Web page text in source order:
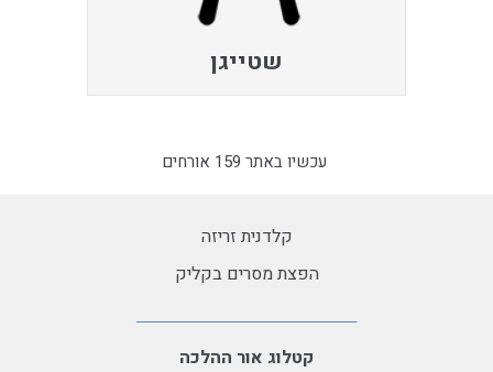
שטייגן
עכשיו באתר 159 אורחים
קלדנית זריזה
הפצת מסרים בקליק
קטלוג אור ההלכה